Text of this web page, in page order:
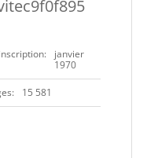
janvier
1970
15 581